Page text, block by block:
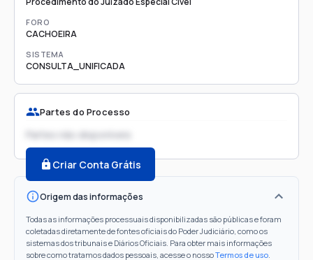
FORO
CACHOEIRA
SISTEMA
CONSULTA_UNIFICADA
Partes do Processo
Partes não disponíveis
Criar Conta Grátis
Origem das informações
Todas as informações processuais disponibilizadas são públicas e foram
coletadas diretamente de fontes oficiais do Poder Judiciário, como os
sistemas dos tribunais e Diários Oficiais. Para obter mais informações
sobre como tratamos dados pessoais, acesse o nossoTermos de uso.